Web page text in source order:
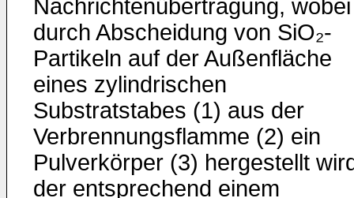
Nachrichtenübertragung, wobei
durch Abscheidung von SiO₂-
Partikeln auf der Außenfläche
eines zylindrischen
Substratstabes (1) aus der
Verbrennungsflamme (2) ein
Pulverkörper (3) hergestellt
der entsprechend einem